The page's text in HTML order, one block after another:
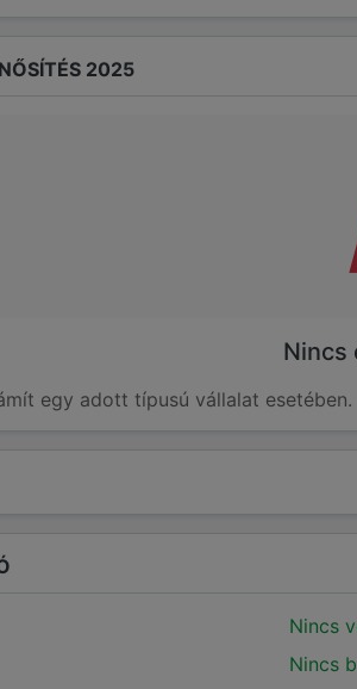
2025
Nincs
egy adott típusú vállalat esetében.
Nincs
Nincs